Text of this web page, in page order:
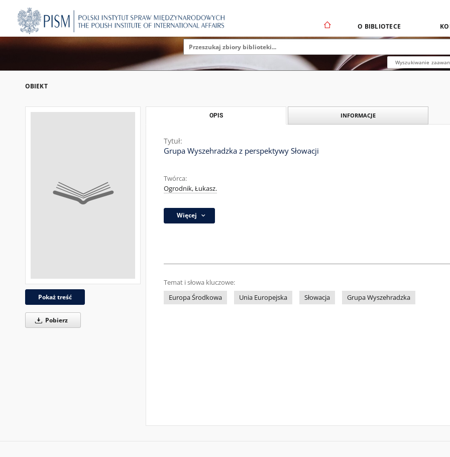
O BIBLIOTECE
Wyszukiwanie
OBIEKT
Pokaż treść
Pobierz
OPIS INFORMACJE
Tytuł:
Grupa Wyszehradzka z perspektywy Słowacji
Twórca:
Ogrodnik, Łukasz.
Więcej
Temat i słowa kluczowe:
Europa Środkowa
Unia Europejska Słowacja Grupa Wyszehradzka